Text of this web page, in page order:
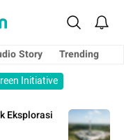
Story
Trending
Initiative
Eksplorasi